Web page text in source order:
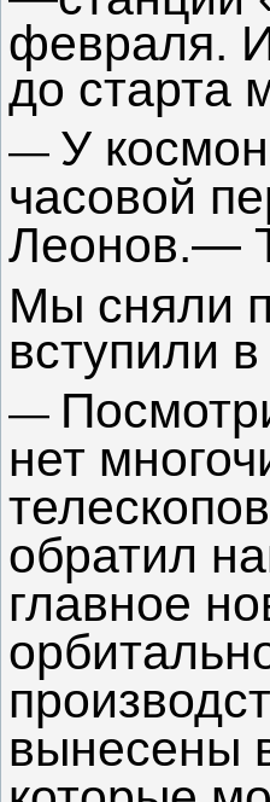
февраля.
до старта
— У
часовой
Леонов.—
Мы сняли
вступили
—
нет
обратил
главное
вынесены